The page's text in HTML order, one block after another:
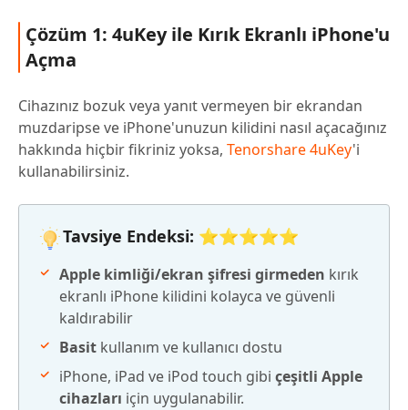
Çözüm 1: 4uKey ile Kırık Ekranlı iPhone'u
Açma
Cihazınız bozuk veya yanıt vermeyen bir ekrandan
muzdaripse ve iPhone'unuzun kilidini nasıl açacağınız
hakkında hiçbir fikriniz yoksa, Tenorshare 4uKey'i
kullanabilirsiniz.
Tavsiye Endeksi: ⭐⭐⭐⭐⭐
Apple kimliği/ekran şifresi girmeden kırık
ekranlı iPhone kilidini kolayca ve güvenli
kaldırabilir
Basit kullanım ve kullanıcı dostu
iPhone, iPad ve iPod touch gibi çeşitli Apple
cihazları için uygulanabilir.